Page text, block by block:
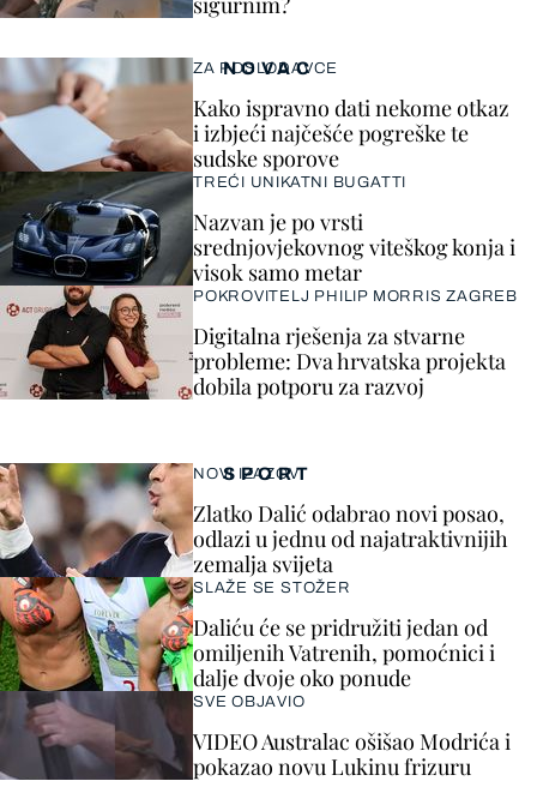
SPORT
NOVI IZAZOV
Zlatko Dalić odabrao novi posao,
odlazi u jednu od najatraktivnijih
zemalja svijeta
SLAŽE SE STOŽER
Daliću će se pridružiti jedan od
omiljenih Vatrenih, pomoćnici i
dalje dvoje oko ponude
SVE OBJAVIO
VIDEO Australac ošišao Modrića i
pokazao novu Lukinu frizuru
NOVAC
ZA POSLODAVCE
Kako ispravno dati nekome otkaz
i izbjeći najčešće pogreške te
sudske sporove
TREĆI UNIKATNI BUGATTI
Nazvan je po vrsti
srednjovjekovnog viteškog konja i
visok samo metar
POKROVITELJ PHILIP MORRIS ZAGREB
Digitalna rješenja za stvarne
probleme: Dva hrvatska projekta
dobila potporu za razvoj